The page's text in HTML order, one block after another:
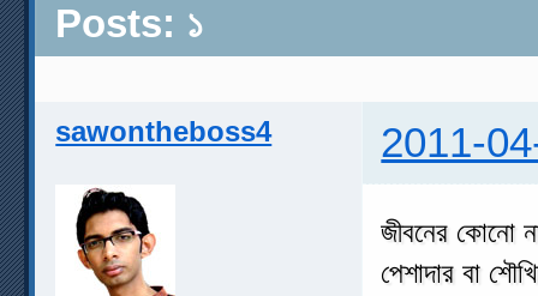
Posts: ১
sawontheboss4 2011-
জীবনের কোনো
পেশাদার বা